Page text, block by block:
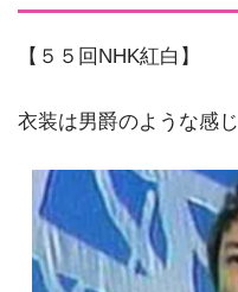
【５５回NHK紅白】
衣装は男爵のような感